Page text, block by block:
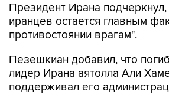
Президент Ирана подчеркнул,
иранцев остается главным
противостоянии врагам".
Пезешкиан добавил, что
лидер Ирана аятолла Али
поддерживал его